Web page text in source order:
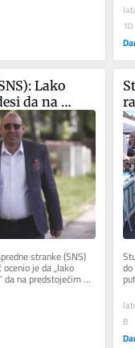
10
Lako
da na
više
stranke (SNS)
je da „lako
da na predstojećim
8